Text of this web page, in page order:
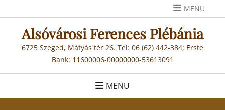
to
content
MENU
Alsóvárosi Ferences Plébánia
6725 Szeged, Mátyás tér 26. Tel: 06 (62) 442-384; Erste
Bank: 11600006-00000000-53613091
MENU